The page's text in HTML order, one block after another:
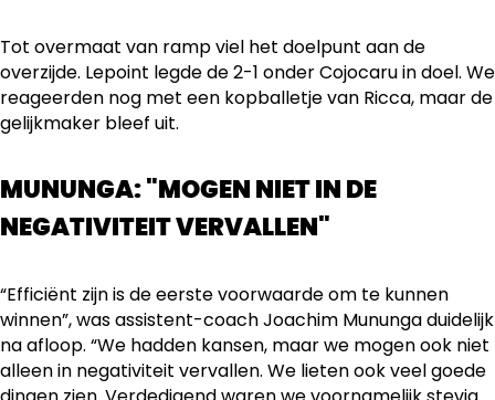
Tot overmaat van ramp viel het doelpunt aan de
overzijde. Lepoint legde de 2-1 onder Cojocaru in doel. We
reageerden nog met een kopballetje van Ricca, maar de
gelijkmaker bleef uit.
MUNUNGA: "MOGEN NIET IN DE
NEGATIVITEIT VERVALLEN"
“Efficiënt zijn is de eerste voorwaarde om te kunnen
winnen”, was assistent-coach Joachim Mununga duidelijk
na afloop. “We hadden kansen, maar we mogen ook niet
alleen in negativiteit vervallen. We lieten ook veel goede